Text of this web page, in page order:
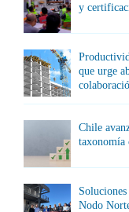
y
que urge
Chile
taxonomía
Nodo